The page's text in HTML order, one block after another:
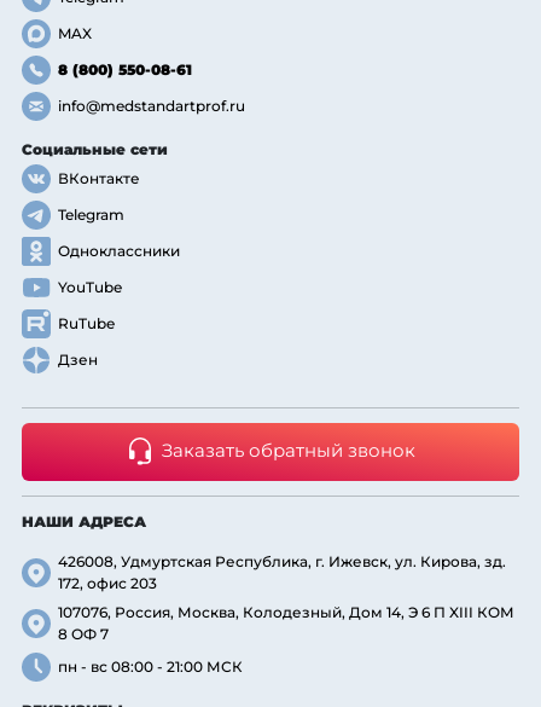
MAX
8 (800) 550-08-61
info@medstandartprof.ru
Социальные сети
ВКонтакте
Telegram
Одноклассники
YouTube
RuTube
Дзен
Заказать обратный звонок
НАШИ АДРЕСА
426008, Удмуртская Республика, г. Ижевск, ул. Кирова, зд.
172, офис 203
107076, Россия, Москва, Колодезный, Дом 14, Э 6 П XIII КОМ
8 ОФ 7
пн - вс 08:00 - 21:00 МСК